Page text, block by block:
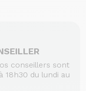
conseillers sont
18h30 du lundi au